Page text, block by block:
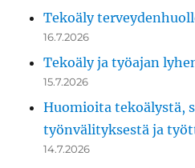
Tekoäly
16.7.2026
Tekoäly ja työajan
15.7.2026
Huomioita tekoälystä,
työnvälityksestä ja
14.7.2026